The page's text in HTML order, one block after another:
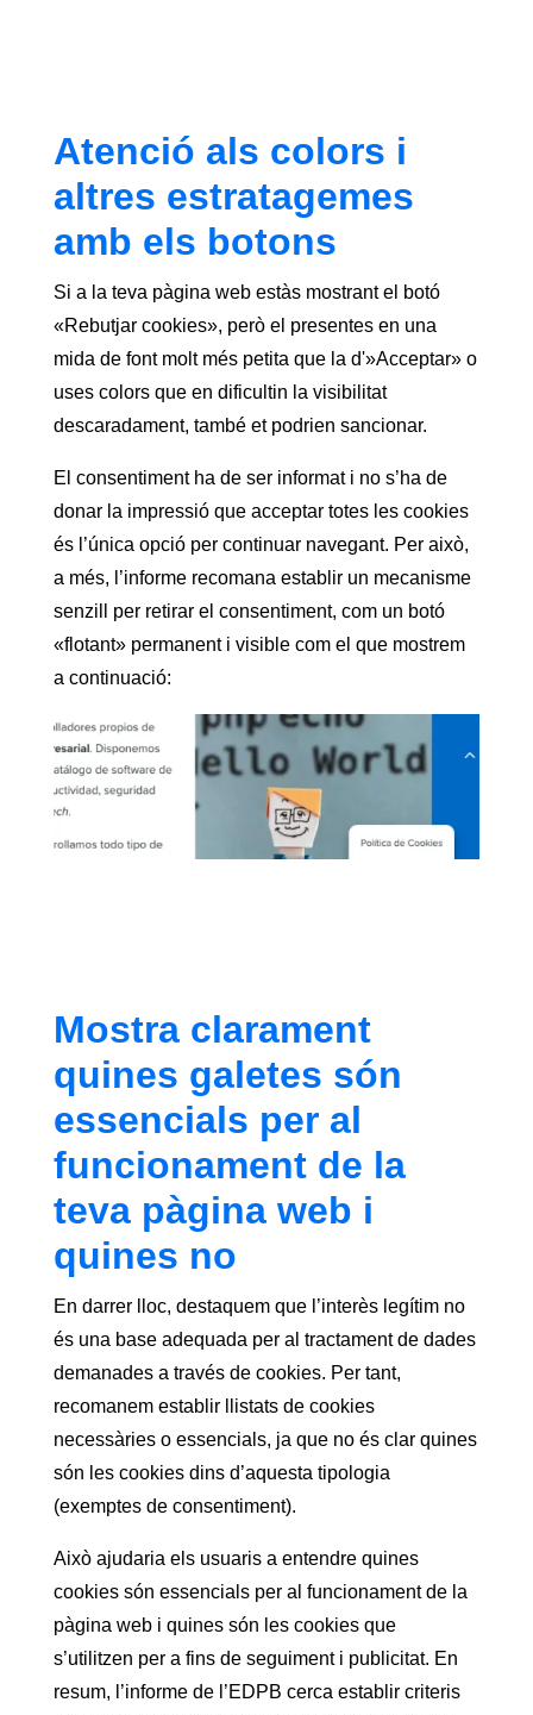
Atenció als colors i
altres estratagemes
amb els botons
Si a la teva pàgina web estàs mostrant el botó
«Rebutjar cookies», però el presentes en una
mida de font molt més petita que la d'»Acceptar» o
uses colors que en dificultin la visibilitat
descaradament, també et podrien sancionar.
El consentiment ha de ser informat i no s’ha de
donar la impressió que acceptar totes les cookies
és l’única opció per continuar navegant. Per això,
a més, l’informe recomana establir un mecanisme
senzill per retirar el consentiment, com un botó
«flotant» permanent i visible com el que mostrem
a continuació:
Mostra clarament
quines galetes són
essencials per al
funcionament de la
teva pàgina web i
quines no
En darrer lloc, destaquem que l’interès legítim no
és una base adequada per al tractament de dades
demanades a través de cookies. Per tant,
recomanem establir llistats de cookies
necessàries o essencials, ja que no és clar quines
són les cookies dins d’aquesta tipologia
(exemptes de consentiment).
Això ajudaria els usuaris a entendre quines
cookies són essencials per al funcionament de la
pàgina web i quines són les cookies que
s’utilitzen per a fins de seguiment i publicitat. En
resum, l’informe de l’EDPB cerca establir criteris